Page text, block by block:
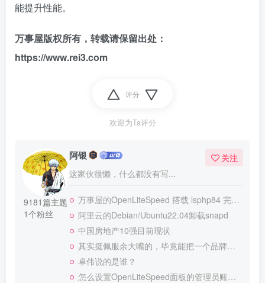
能提升性能。
万事屋版权所有，转载请保留出处：
https://www.rei3.com
评分
欢迎为Ta评分
9181篇主题
1个粉丝
阿银
这家伙很懒，什么都没有写...
关注
万事屋的OpenLiteSpeed 搭载 lsphp84 完整安装 Composer
阿里云的Debian/Ubuntu22.04卸载snapd
中国房地产10强目前现状
其实挺佩服余大嘴的，毕竟能把一个品牌做到全民嘲笑恶搞，真的不容易
卓伟说的是谁？
怎么设置OpenLiteSpeed面板的管理员账号和密码？